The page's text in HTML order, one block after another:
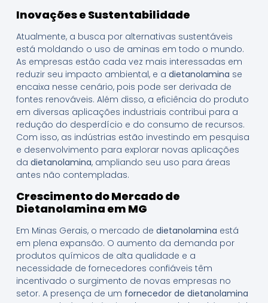
Inovações e Sustentabilidade
Atualmente, a busca por alternativas sustentáveis
está moldando o uso de aminas em todo o mundo.
As empresas estão cada vez mais interessadas em
reduzir seu impacto ambiental, e a dietanolamina se
encaixa nesse cenário, pois pode ser derivada de
fontes renováveis. Além disso, a eficiência do produto
em diversas aplicações industriais contribui para a
redução do desperdício e do consumo de recursos.
Com isso, as indústrias estão investindo em pesquisa
e desenvolvimento para explorar novas aplicações
da dietanolamina, ampliando seu uso para áreas
antes não contempladas.
Crescimento do Mercado de
Dietanolamina em MG
Em Minas Gerais, o mercado de dietanolamina está
em plena expansão. O aumento da demanda por
produtos químicos de alta qualidade e a
necessidade de fornecedores confiáveis têm
incentivado o surgimento de novas empresas no
setor. A presença de um fornecedor de dietanolamina